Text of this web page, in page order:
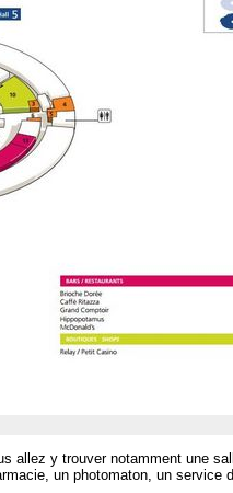
allez y trouver notamment une
un photomaton, un service